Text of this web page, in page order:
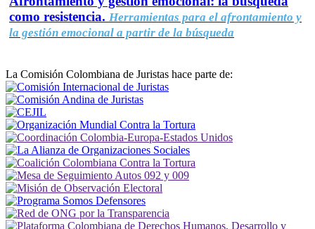
como resistencia. Herramientas para el afrontamiento y
la gestión emocional a partir de la búsqueda
La Comisión Colombiana de Juristas hace parte de: